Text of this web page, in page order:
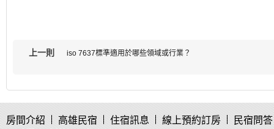
上一則 iso 7637標準適用於哪些領域或行業？
房間介紹 高雄民宿 住宿訊息 線上預約訂房
民宿問答